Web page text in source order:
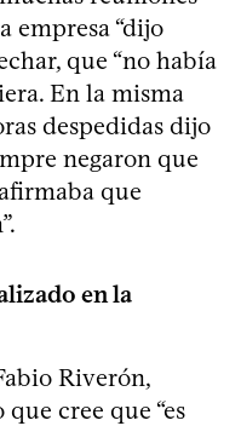
empresa “dijo
que “no había
En la misma
despedidas dijo
negaron que
que
en la
Riverón,
cree que “es